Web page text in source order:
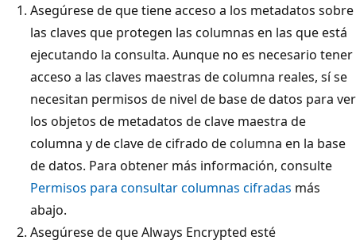
Asegúrese de que tiene acceso a los metadatos sobre
las claves que protegen las columnas en las que está
ejecutando la consulta. Aunque no es necesario tener
acceso a las claves maestras de columna reales, sí se
necesitan permisos de nivel de base de datos para ver
los objetos de metadatos de clave maestra de
columna y de clave de cifrado de columna en la base
de datos. Para obtener más información, consulte
Permisos para consultar columnas cifradas más
abajo.
Asegúrese de que Always Encrypted esté